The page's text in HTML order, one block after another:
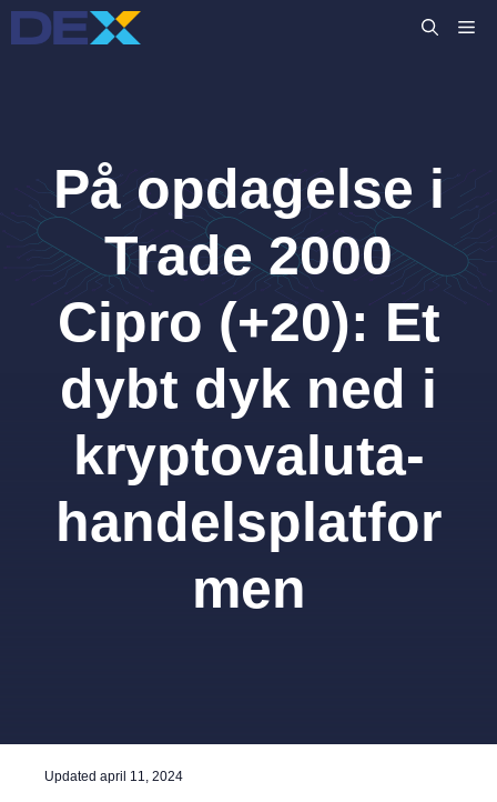
Hop
til
På opdagelse i
Trade 2000
Cipro (+20): Et
dybt dyk ned i
kryptovaluta-
handelsplatfor
men
Updated april 11, 2024